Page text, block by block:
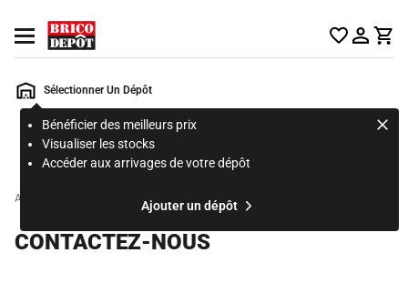
Ouvrir le menu
Sélectionner Un Dépôt
Bénéficier des meilleurs prix
Visualiser les stocks
Accéder aux arrivages de votre dépôt
Ajouter un dépôt
Rechercher
page
Accueil
CONTACTEZ-NOUS